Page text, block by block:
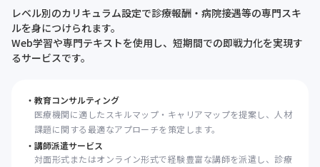
レベル別のカリキュラム設定で診療報酬・病院接遇等の専門スキ
ルを身につけられます。
Web学習や専門テキストを使用し、短期間での即戦力化を実現す
るサービスです。
教育コンサルティング
医療機関に適したスキルマップ・キャリアマップを提案し、人材
課題に関する最適なアプローチを策定します。
講師派遣サービス
対面形式またはオンライン形式で経験豊富な講師を派遣し、診療